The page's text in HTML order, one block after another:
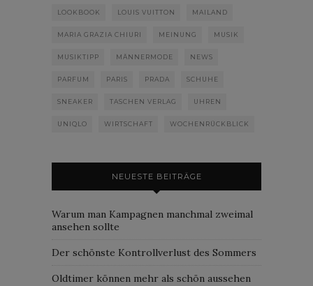
LOOKBOOK LOUIS VUITTON MAILAND
MARIA GRAZIA CHIURI MEINUNG MUSIK
MUSIKTIPP MÄNNERMODE NEWS
PARFUM PARIS PRADA SCHUHE
SNEAKER TASCHEN VERLAG UHREN
UNIQLO WIRTSCHAFT WOCHENRÜCKBLICK
NEUESTE BEITRÄGE
Warum man Kampagnen manchmal zweimal
ansehen sollte
Der schönste Kontrollverlust des Sommers
Oldtimer können mehr als schön aussehen